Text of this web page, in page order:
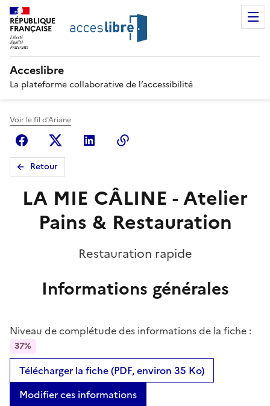
RÉPUBLIQUE
FRANÇAISE
Acceslibre
La plateforme collaborative de l’accessibilité
Voir le fil d'Ariane
FacebookX (anciennement Twitter)
Linkedin
Retour
LA MIE CÂLINE - Atelier
Pains & Restauration
Restauration rapide
Informations générales
Niveau de complétude des informations de la fiche :
37%
Télécharger la fiche (PDF, environ 35 Ko)
Modifier ces informations